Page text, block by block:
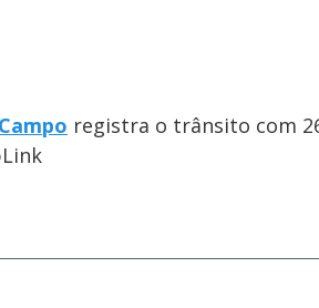
registra o trânsito com